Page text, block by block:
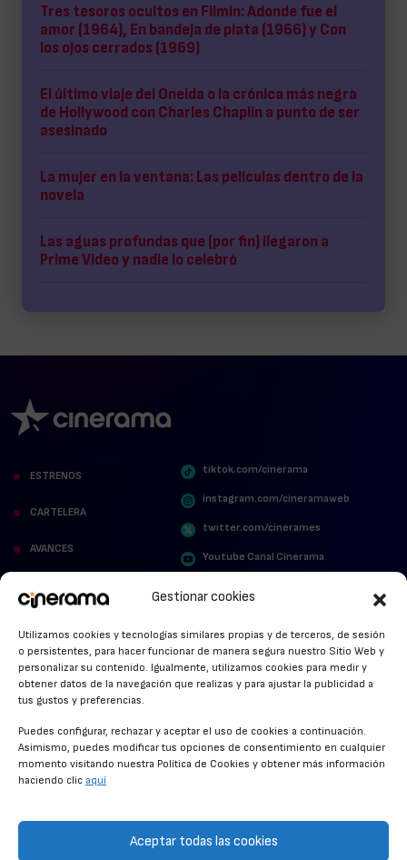
Gestionar cookies
Utilizamos cookies y tecnologías similares propias y de terceros, de sesión
o persistentes, para hacer funcionar de manera segura nuestro Sitio Web y
personalizar su contenido. Igualmente, utilizamos cookies para medir y
obtener datos de la navegación que realizas y para ajustar la publicidad a
tus gustos y preferencias.
Puedes configurar, rechazar y aceptar el uso de cookies a continuación.
Asimismo, puedes modificar tus opciones de consentimiento en cualquier
momento visitando nuestra Política de Cookies y obtener más información
haciendo clic aquí
Aceptar todas las cookies
Tres tesoros ocultos en Filmin: Adonde fue el
amor (1964), En bandeja de plata (1966) y Con
los ojos cerrados (1969)
El último viaje del Oneida o la crónica más negra
de Hollywood con Charles Chaplin a punto de ser
asesinado
La mujer en la ventana: Las películas dentro de la
novela
Las aguas profundas que (por fin) llegaron a
Prime Video y nadie lo celebró
ESTRENOS
CARTELERA
AVANCES
STREAMING NEWS
ANUNCIOS DE CINE
tiktok.com/cinerama
instagram.com/cineramaweb
twitter.com/cinerames
Youtube Canal Cinerama
POLÍTICA DE COOKIES